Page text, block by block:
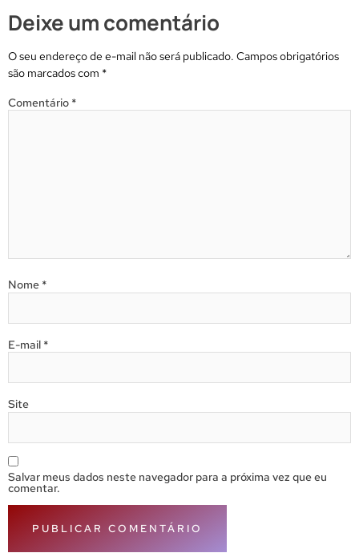
Deixe um comentário
O seu endereço de e-mail não será publicado. Campos obrigatórios
são marcados com *
Comentário *
Nome *
E-mail *
Site
Salvar meus dados neste navegador para a próxima vez que eu
comentar.